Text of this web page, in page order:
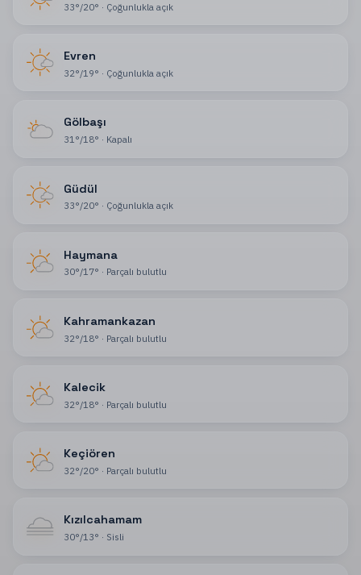
33°/20° · Çoğunlukla açık
Evren
32°/19° · Çoğunlukla açık
Gölbaşı
31°/18° · Kapalı
Güdül
33°/20° · Çoğunlukla açık
Haymana
30°/17° · Parçalı bulutlu
Kahramankazan
32°/18° · Parçalı bulutlu
Kalecik
32°/18° · Parçalı bulutlu
Keçiören
32°/20° · Parçalı bulutlu
Kızılcahamam
30°/13° · Sisli